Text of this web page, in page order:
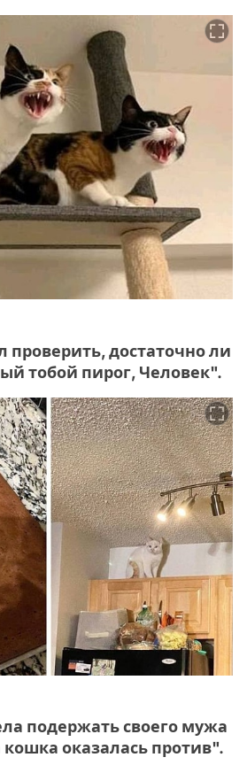
достаточно ли
тобой пирог, Человек".
подержать своего мужа
кошка оказалась против".